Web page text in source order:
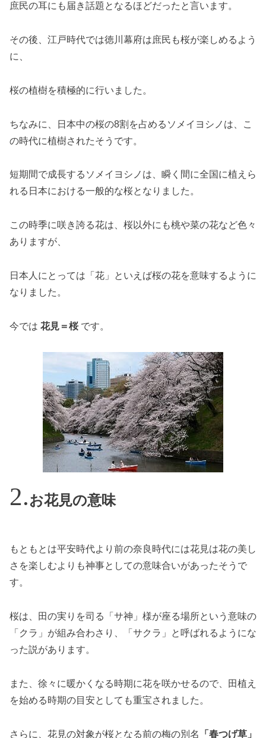
庶民の耳にも届き話題となるほどだったと言います。
その後、江戸時代では徳川幕府は庶民も桜が楽しめるよう
に、
桜の植樹を積極的に行いました。
ちなみに、日本中の桜の8割を占めるソメイヨシノは、こ
の時代に植樹されたそうです。
短期間で成長するソメイヨシノは、瞬く間に全国に植えら
れる日本における一般的な桜となりました。
この時季に咲き誇る花は、桜以外にも桃や菜の花など色々
ありますが、
日本人にとっては「花」といえば桜の花を意味するように
なりました。
今では 花見＝桜です。
お花見の意味
もともとは平安時代より前の奈良時代には花見は花の美し
さを楽しむよりも神事としての意味合いがあったそうで
す。
桜は、田の実りを司る「サ神」様が座る場所という意味の
「クラ」が組み合わさり、「サクラ」と呼ばれるようにな
った説があります。
また、徐々に暖かくなる時期に花を咲かせるので、田植え
を始める時期の目安としても重宝されました。
さらに、花見の対象が桜となる前の梅の別名 「春つげ草」